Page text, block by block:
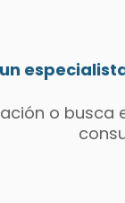
o busca